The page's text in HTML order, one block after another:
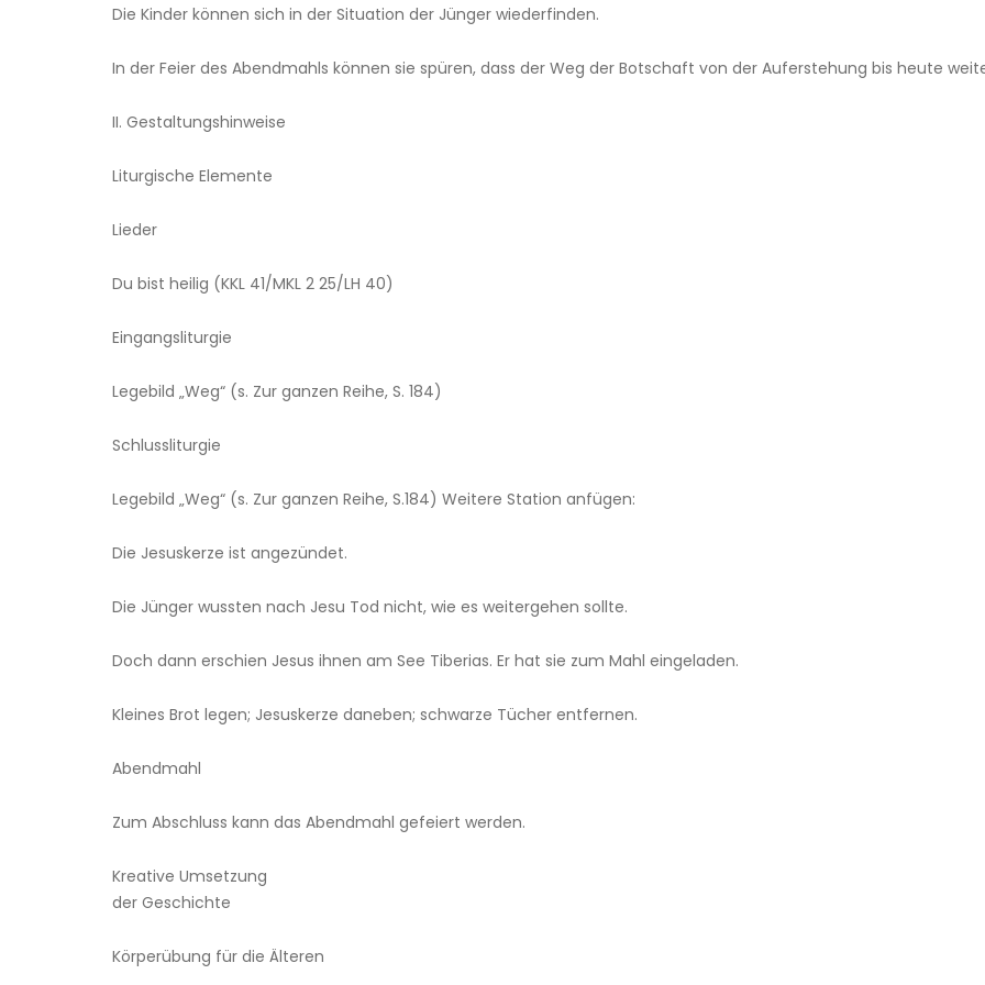
Die Kinder können sich in der Situation der Jünger wiederfinden.
In der Feier des Abendmahls können sie spüren, dass der Weg der Botschaft von der Auferstehung bis heute
II. Gestaltungshinweise
Liturgische Elemente
Lieder
Du bist heilig (KKL 41/MKL 2 25/LH 40)
Eingangsliturgie
Legebild „Weg“ (s. Zur ganzen Reihe, S. 184)
Schlussliturgie
Legebild „Weg“ (s. Zur ganzen Reihe, S.184) Weitere Station anfügen:
Die Jesuskerze ist angezündet.
Die Jünger wussten nach Jesu Tod nicht, wie es weitergehen sollte.
Doch dann erschien Jesus ihnen am See Tiberias. Er hat sie zum Mahl eingeladen.
Kleines Brot legen; Jesuskerze daneben; schwarze Tücher entfernen.
Abendmahl
Zum Abschluss kann das Abendmahl gefeiert werden.
Kreative Umsetzung
der Geschichte
Körperübung für die Älteren